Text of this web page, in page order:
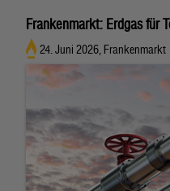
Frankenmarkt: Erdgas für
24. Juni 2026, Frankenmarkt